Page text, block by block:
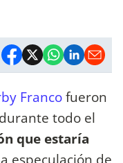
Francofueron
durante todo el
que estaría
especulación de